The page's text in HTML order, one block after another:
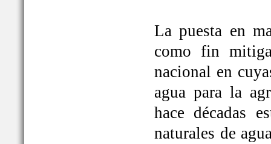
La puesta en
como fin
nacional en
agua para la
hace décadas
naturales de